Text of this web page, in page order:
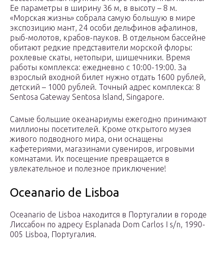
Ее параметры в ширину 36 м, в высоту – 8 м.
«Морская жизнь» собрала самую большую в мире
экспозицию мант, 24 особи дельфинов афалинов,
рыб-молотов, крабов-пауков. В отдельном бассейне
обитают редкие представители морской флоры:
рохлевые скаты, нетопыри, шишечники. Время
работы комплекса: ежедневно с 10:00-19:00. За
взрослый входной билет нужно отдать 1600 рублей,
детский – 1000 рублей. Точный адрес комплекса: 8
Sentosa Gateway Sentosa Island, Singapore.
Самые большие океанариумы ежегодно принимают
миллионы посетителей. Кроме открытого музея
живого подводного мира, они оснащены
кафетериями, магазинами сувениров, игровыми
комнатами. Их посещение превращается в
увлекательное и полезное приключение!
Oceanario de Lisboa
Oceanario de Lisboa находится в Португалии в городе
Лиссабон по адресу Esplanada Dom Carlos I s/n, 1990-
005 Lisboa, Португалия.